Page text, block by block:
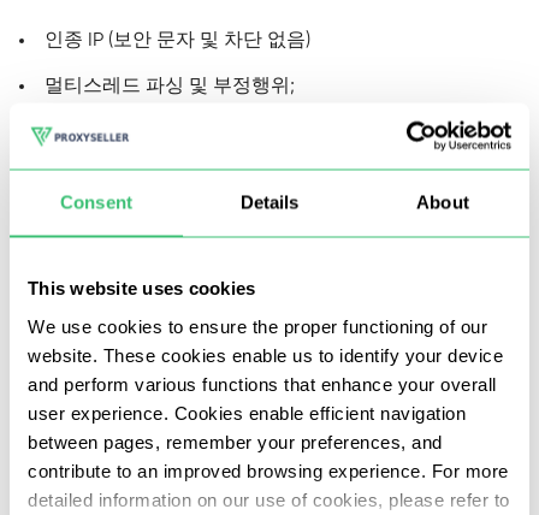
Consent Details About
This website uses cookies
We use cookies to ensure the proper functioning of our
website. These cookies enable us to identify your device
and perform various functions that enhance your overall
user experience. Cookies enable efficient navigation
between pages, remember your preferences, and
contribute to an improved browsing experience. For more
detailed information on our use of cookies, please refer to
인종 IP (보안 문자 및 차단 없음)
멀티스레드 파싱 및 부정행위;
댓글 달기 및 자동 완성
당사의 영국 프록시는 DDoS, 무차별 대입, 카딩 또는
기타 사기 또는 불법 활동을 사용할 가능성을 배제합
니다.